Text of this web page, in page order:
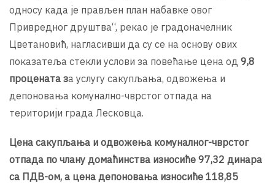
односу када је прављен план набавке овог
Привредног друштва“, рекао је градоначелник
Цветановић, нагласивши да су се на основу ових
показатеља стекли услови за повећање цена од 9,8
процената за услугу сакупљања, одвожења и
депоновања комунално-чврстог отпада на
територији града Лесковца.
Цена сакупљања и одвожења комуналног-чврстог
отпада по члану домаћинства износиће 97,32 динара
са ПДВ-ом, а цена депоновања износиће 118,85